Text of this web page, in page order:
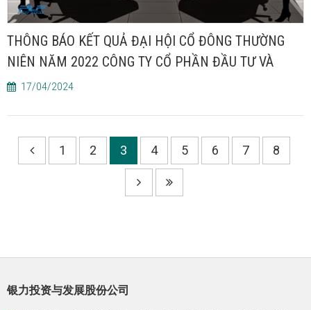
THÔNG BÁO KẾT QUẢ ĐẠI HỘI CỔ ĐÔNG THƯỜNG
NIÊN NĂM 2022 CÔNG TY CỔ PHẦN ĐẦU TƯ VÀ
PHÁT TRIỂN NGÂN LỰC
17/04/2024
1 2 3 4 5 6 7 8
银力投资与发展股份公司